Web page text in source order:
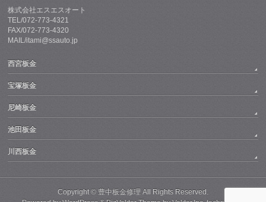
株式会社エスエスオート
TEL/072-773-4321
FAX/072-773-4320
MAIL/itami@ssauto.jp
西宮板金
宝塚板金
尼崎板金
池田板金
川西板金
Copyright © 豊中板金修理 All Rights Reserved.